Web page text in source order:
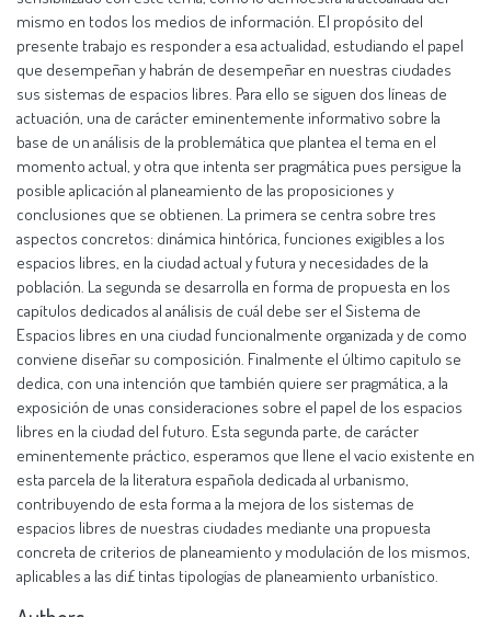
mismo en todos los medios de información. El propósito del
presente trabajo es responder a esa actualidad, estudiando el papel
que desempeñan y habrán de desempeñar en nuestras ciudades
sus sistemas de espacios libres. Para ello se siguen dos líneas de
actuación, una de carácter eminentemente informativo sobre la
base de un análisis de la problemática que plantea el tema en el
momento actual, y otra que intenta ser pragmática pues persigue la
posible aplicación al planeamiento de las proposiciones y
conclusiones que se obtienen. La primera se centra sobre tres
aspectos concretos: dinámica hintórica, funciones exigibles a los
espacios libres, en la ciudad actual y futura y necesidades de la
población. La segunda se desarrolla en forma de propuesta en los
capítulos dedicados al análisis de cuál debe ser el Sistema de
Espacios libres en una ciudad funcionalmente organizada y de como
conviene diseñar su composición. Finalmente el último capitulo se
dedica, con una intención que también quiere ser pragmática, a la
exposición de unas consideraciones sobre el papel de los espacios
libres en la ciudad del futuro. Esta segunda parte, de carácter
eminentemente práctico, esperamos que llene el vacio existente en
esta parcela de la literatura española dedicada al urbanismo,
contribuyendo de esta forma a la mejora de los sistemas de
espacios libres de nuestras ciudades mediante una propuesta
concreta de criterios de planeamiento y modulación de los mismos,
aplicables a las di£ tintas tipologías de planeamiento urbanístico.